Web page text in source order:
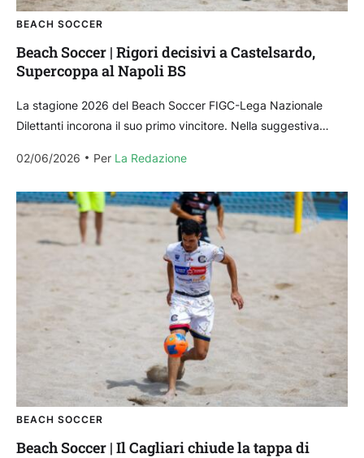
BEACH SOCCER
Beach Soccer | Rigori decisivi a Castelsardo,
Supercoppa al Napoli BS
La stagione 2026 del Beach Soccer FIGC-Lega Nazionale
Dilettanti incorona il suo primo vincitore. Nella suggestiva
Napoli...
02/06/2026 Per La Redazione
BEACH SOCCER
Beach Soccer | Il Cagliari chiude la tappa di